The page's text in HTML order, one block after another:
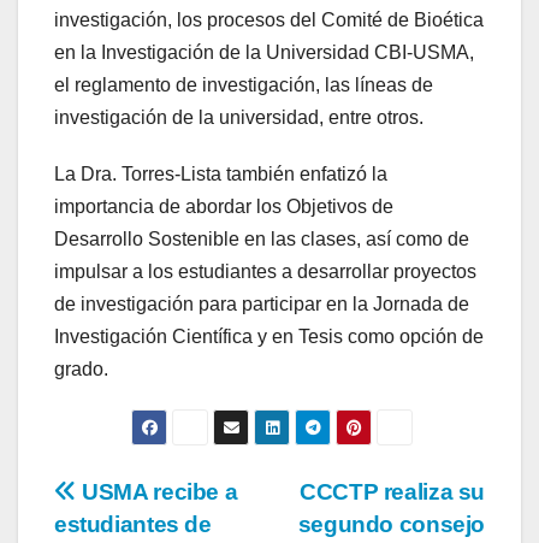
investigación, los procesos del Comité de Bioética
en la Investigación de la Universidad CBI-USMA,
el reglamento de investigación, las líneas de
investigación de la universidad, entre otros.
La Dra. Torres-Lista también enfatizó la
importancia de abordar los Objetivos de
Desarrollo Sostenible en las clases, así como de
impulsar a los estudiantes a desarrollar proyectos
de investigación para participar en la Jornada de
Investigación Científica y en Tesis como opción de
grado.
CCCTP realiza su
segundo consejo
USMA recibe a
estudiantes de